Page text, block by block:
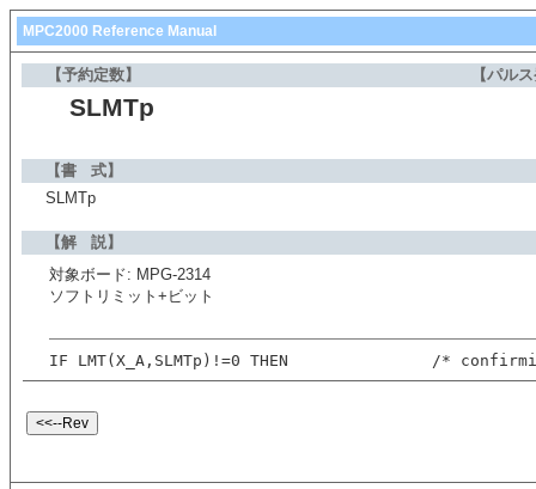
MPC2000 Reference Manual
【予約定数】 【パル
SLMTp
【書 式】
SLMTp
【解 説】
対象ボード: MPG-2314
ソフトリミット+ビット
IF LMT(X_A,SLMTp)!=0 THEN               /*